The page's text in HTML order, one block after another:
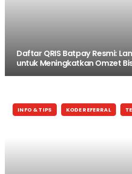
Daftar QRIS Batpay Resmi:
untuk Meningkatkan Omzet
INFO & TIPS KODE REFERRAL